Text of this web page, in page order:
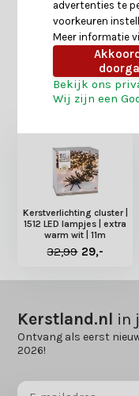
Heb je nog
producten?
Kerstverlichting cluster |
1512 LED lampjes | extra
warm wit | 11m
32,99 29,-
Kerstland.nl in
Ontvang als eerst
2026!
advertenties te
voorkeuren
Meer informatie
Bekijk ons
Wij zijn een